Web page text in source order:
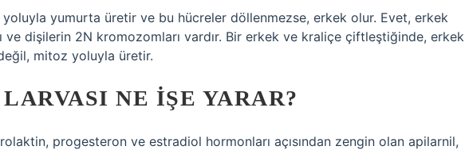
yoluyla yumurta üretir ve bu hücreler döllenmezse, erkek olur. Evet, erkek
ve dişilerin 2N kromozomları vardır. Bir erkek ve kraliçe çiftleştiğinde, erkek
mitoz yoluyla üretir.
NE IŞE YARAR?
progesteron ve estradiol hormonları açısından zengin olan apilarnil,